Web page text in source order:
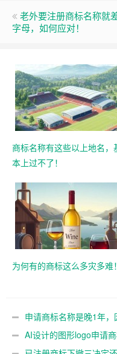
老外要注册商标名称就
字母，如何应对！
商标名称有这些以上地名，
本上过不了！
为何有的商标这么多灾多难！
申请商标名称是晚1年，
AI设计的图形logo申请商